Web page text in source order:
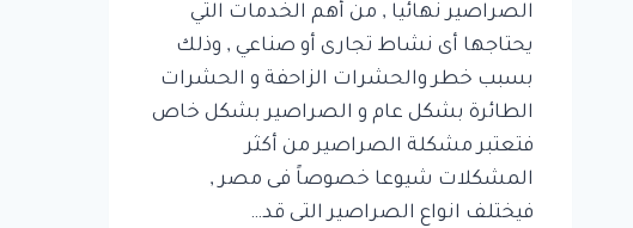
الصراصير نهائيا , من أهم الخدمات التي
يحتاجها أى نشاط تجارى أو صناعي , وذلك
بسبب خطر والحشرات الزاحفة و الحشرات
الطائرة بشكل عام و الصراصير بشكل خاص
فتعتبر مشكلة الصراصير من أكثر
المشكلات شيوعا خصوصاً فى مصر ,
فيختلف انواع الصراصير التى قد…